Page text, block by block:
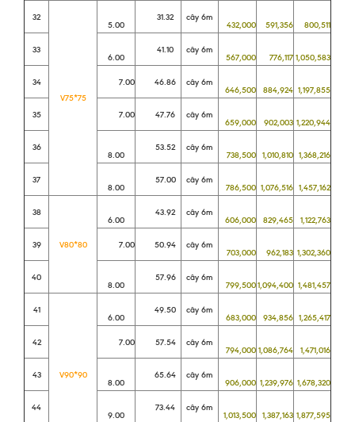
32
V75*75
5.00
31.32 cây 6m
432,000 591,356 800,511
33
6.00
41.10 cây 6m
567,000 776,117 1,050,583
34 7.00 46.86 cây 6m
646,500 884,924 1,197,855
35 7.00 47.76 cây 6m
659,000 902,003 1,220,944
36
8.00
53.52 cây 6m
738,500 1,010,810 1,368,216
37
8.00
57.00 cây 6m
786,500 1,076,516 1,457,162
38
V80*80
6.00
43.92 cây 6m
606,000 829,465 1,122,763
39 7.00 50.94 cây 6m
703,000 962,183 1,302,360
40
8.00
57.96 cây 6m
799,5001,094,400 1,481,457
41
V90*90
6.00
49.50 cây 6m
683,000 934,856 1,265,417
42 7.00 57.54 cây 6m
794,000 1,086,764 1,471,016
43
8.00
65.64 cây 6m
906,000 1,239,976 1,678,320
44
9.00
73.44 cây 6m
1,013,500 1,387,163 1,877,595